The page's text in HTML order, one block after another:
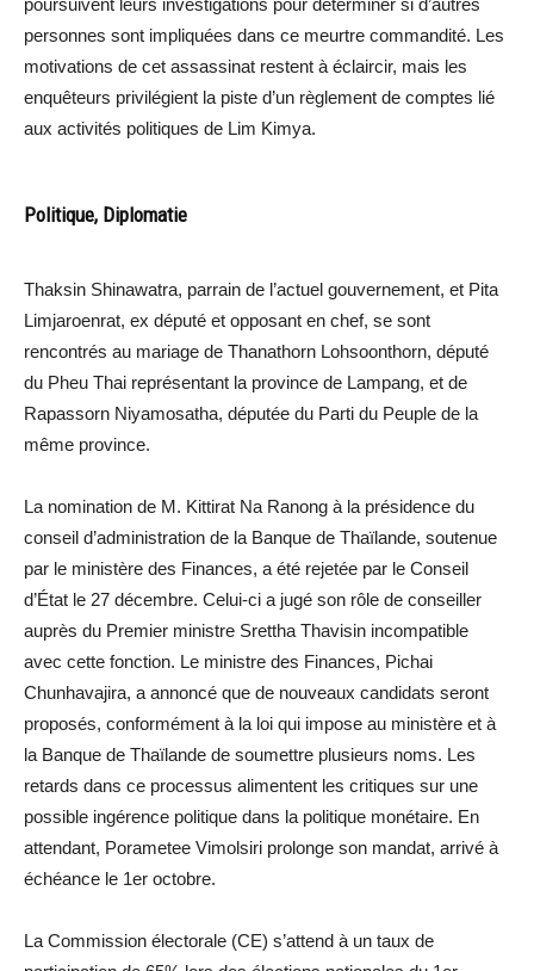
poursuivent leurs investigations pour déterminer si d’autres
personnes sont impliquées dans ce meurtre commandité. Les
motivations de cet assassinat restent à éclaircir, mais les
enquêteurs privilégient la piste d’un règlement de comptes lié
aux activités politiques de Lim Kimya.
Politique, Diplomatie
Thaksin Shinawatra, parrain de l’actuel gouvernement, et Pita
Limjaroenrat, ex député et opposant en chef, se sont
rencontrés au mariage de Thanathorn Lohsoonthorn, député
du Pheu Thai représentant la province de Lampang, et de
Rapassorn Niyamosatha, députée du Parti du Peuple de la
même province.
La nomination de M. Kittirat Na Ranong à la présidence du
conseil d’administration de la Banque de Thaïlande, soutenue
par le ministère des Finances, a été rejetée par le Conseil
d’État le 27 décembre. Celui-ci a jugé son rôle de conseiller
auprès du Premier ministre Srettha Thavisin incompatible
avec cette fonction. Le ministre des Finances, Pichai
Chunhavajira, a annoncé que de nouveaux candidats seront
proposés, conformément à la loi qui impose au ministère et à
la Banque de Thaïlande de soumettre plusieurs noms. Les
retards dans ce processus alimentent les critiques sur une
possible ingérence politique dans la politique monétaire. En
attendant, Porametee Vimolsiri prolonge son mandat, arrivé à
échéance le 1er octobre.
La Commission électorale (CE) s’attend à un taux de